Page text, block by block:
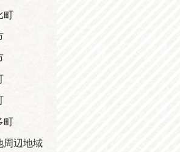
町
町
周辺地域